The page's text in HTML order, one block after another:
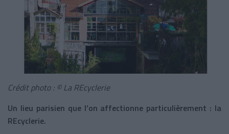
Crédit photo : © La REcyclerie
Un lieu parisien que l’on affectionne particulièrement : la
REcyclerie.